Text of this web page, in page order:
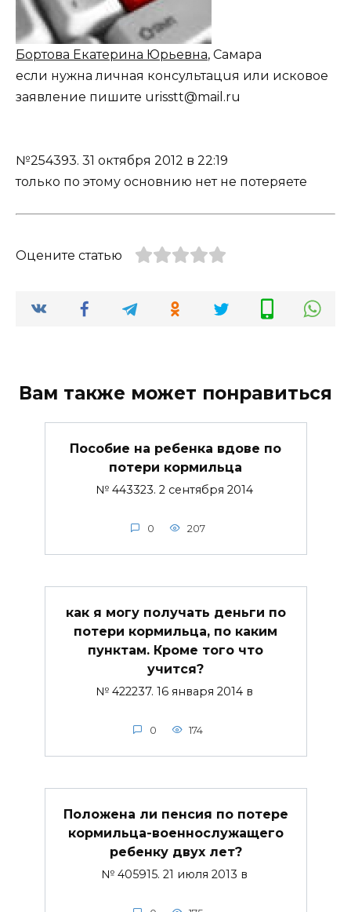
Бортова Екатерина Юрьевна, Самара
если нужна личная консультацuя или исковое
заявление пишите urisstt@mail.ru
№254393. 31 октября 2012 в 22:19
только по этому основнию нет не потеряете
Оцените статью
Вам также может понравиться
Пособие на ребенка вдове по
потери кормильца
№ 443323. 2 сентября 2014
0 207
как я могу получать деньги по
потери кормильца, по каким
пунктам. Кроме того что
учится?
№ 422237. 16 января 2014 в
0 174
Положена ли пенсия по потере
кормильца-военнослужащего
ребенку двух лет?
№ 405915. 21 июля 2013 в